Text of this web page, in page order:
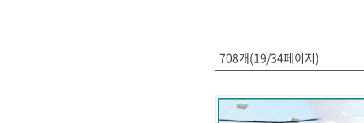
708개(19/34페이지)